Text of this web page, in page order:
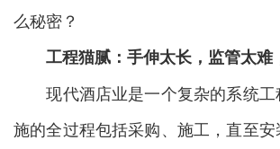
么秘密？
工程猫腻 ：手伸太长，监管太难
现代酒店业是一个复杂的系统工
施的全过程包括采购、施工，直至